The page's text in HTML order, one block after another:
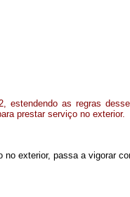
estendendo as regras
prestar serviço no exterior.
exterior, passa a vigorar